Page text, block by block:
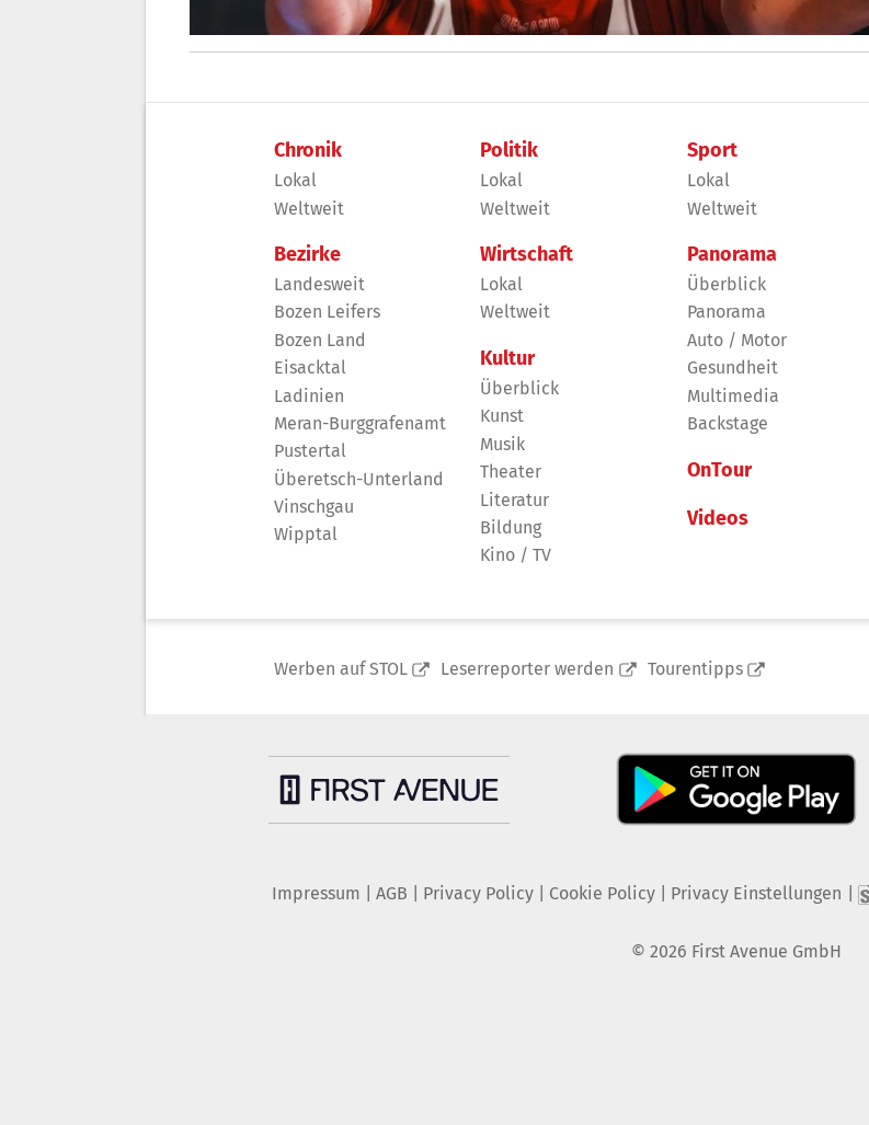
Chronik
Lokal
Weltweit
Bezirke
Landesweit
Bozen Leifers
Bozen Land
Eisacktal
Ladinien
Meran-Burggrafenamt
Pustertal
Überetsch-Unterland
Vinschgau
Wipptal
Politik
Lokal
Weltweit
Wirtschaft
Lokal
Weltweit
Kultur
Überblick
Kunst
Musik
Theater
Literatur
Bildung
Kino / TV
Sport
Lokal
Weltweit
Panorama
Überblick
Panorama
Auto / Motor
Gesundheit
Multimedia
Backstage
OnTour
Videos
Werben auf STOL Leserreporter werden Tourentipps
Impressum AGB Privacy Policy| Cookie Policy| Privacy Einstellungen
© 2026 First Avenue GmbH